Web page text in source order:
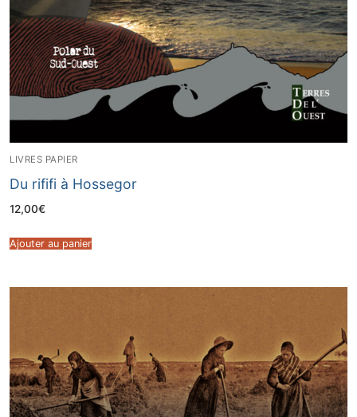
LIVRES PAPIER
Du rififi à Hossegor
12,00€
Ajouter au panier